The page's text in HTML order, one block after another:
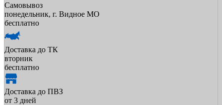
Самовывоз
понедельник, г. Видное МО
бесплатно
Доставка до ТК
вторник
бесплатно
Доставка до ПВЗ
от 3 дней